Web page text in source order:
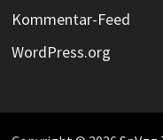
Kommentar-Feed
WordPress.org